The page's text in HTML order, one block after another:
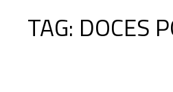
TAG: DOCES